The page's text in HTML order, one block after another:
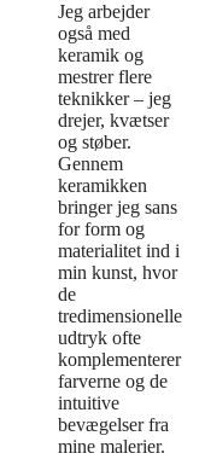
Jeg arbejder
også med
keramik og
mestrer flere
teknikker – jeg
drejer, kvætser
og støber.
Gennem
keramikken
bringer jeg sans
for form og
materialitet ind i
min kunst, hvor
de
tredimensionelle
udtryk ofte
komplementerer
farverne og de
intuitive
bevægelser fra
mine malerier.